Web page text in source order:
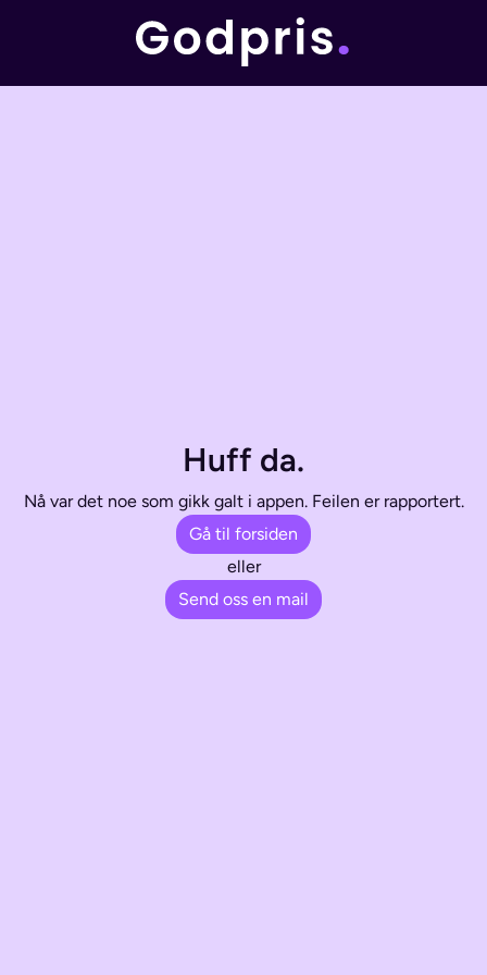
Huff da.
Nå var det noe som gikk galt i appen. Feilen er rapportert.
Gå til forsiden
eller
Send oss en mail